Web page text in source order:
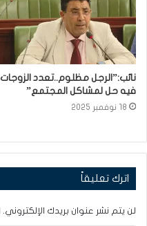
نائب:”الرجل مظلوم..تعدد الزوجات
فيه حل لمشاكل المجتمع”
18 نوفمبر 2025
اترك تعليقاً
لن يتم نشر عنوان بريدك الإلكتروني.